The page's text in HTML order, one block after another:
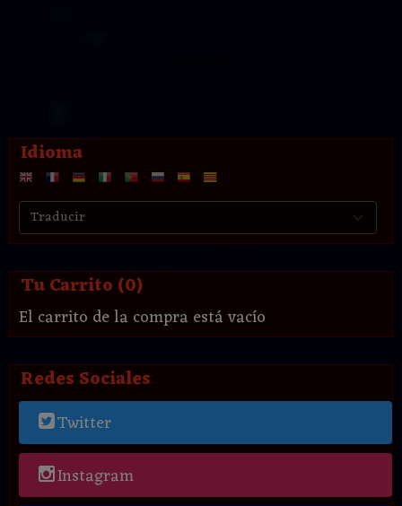
Idioma
Tu Carrito (0)
El carrito de la compra está vacío
Redes Sociales
Twitter
Instagram